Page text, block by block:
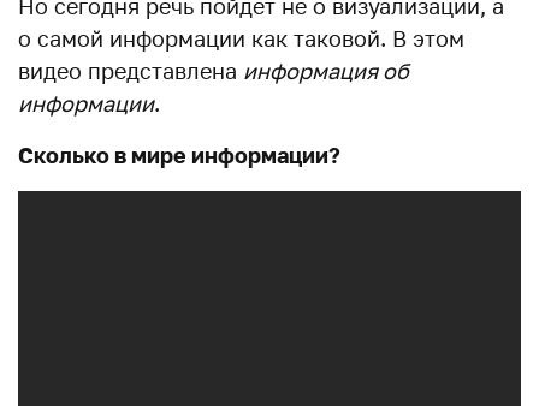
Но сегодня речь пойдет не о визуализации, а
о самой информации как таковой. В этом
видео представлена информация об
информации.
Сколько в мире информации?